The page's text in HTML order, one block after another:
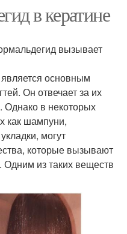
в кератине
вызывает
основным
Он отвечает за их
Однако в некоторых
как шампуни,
могут
которые вызывают
Одним из таких веществ